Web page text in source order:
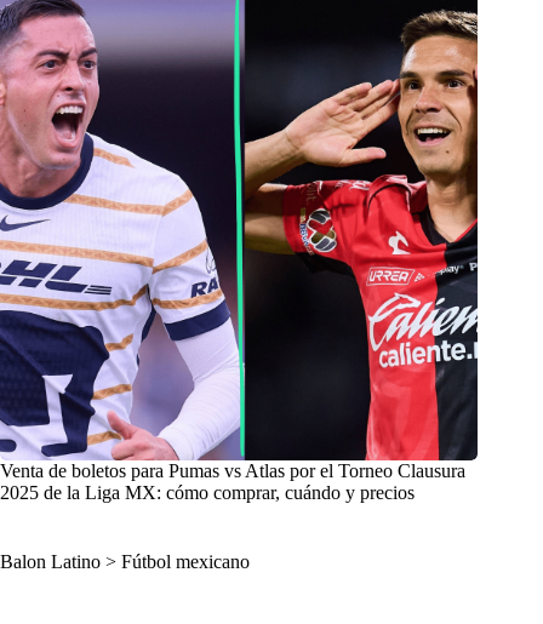
Venta de boletos para Pumas vs Atlas por el Torneo Clausura
2025 de la Liga MX: cómo comprar, cuándo y precios
Balon Latino > Fútbol mexicano